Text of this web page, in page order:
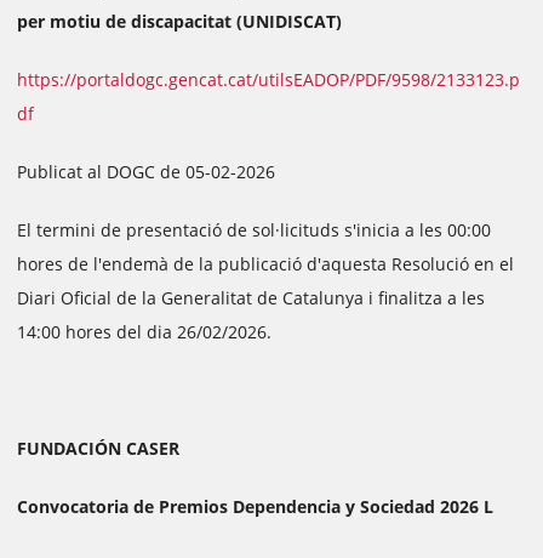
per motiu de discapacitat (UNIDISCAT)
https://portaldogc.gencat.cat/utilsEADOP/PDF/9598/2133123.p
df
Publicat al DOGC de 05-02-2026
El termini de presentació de sol·licituds s'inicia a les 00:00
hores de l'endemà de la publicació d'aquesta Resolució en el
Diari Oficial de la Generalitat de Catalunya i finalitza a les
14:00 hores del dia 26/02/2026.
FUNDACIÓN CASER
Convocatoria de Premios Dependencia y Sociedad 2026 L